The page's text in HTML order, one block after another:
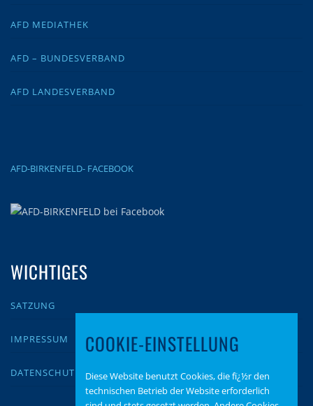
AFD MEDIATHEK
AFD – BUNDESVERBAND
AFD LANDESVERBAND
AFD-BIRKENFELD- FACEBOOK
WICHTIGES
SATZUNG
IMPRESSUM
DATENSCHUTZ
COOKIE-EINSTELLUNG
Diese Website benutzt Cookies, die fï¿½r den
technischen Betrieb der Website erforderlich